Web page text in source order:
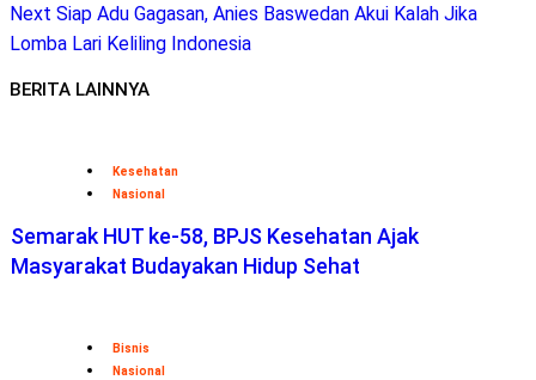
Next Siap Adu Gagasan, Anies Baswedan Akui Kalah Jika
Lomba Lari Keliling Indonesia
BERITA LAINNYA
Kesehatan
Nasional
Semarak HUT ke-58, BPJS Kesehatan Ajak
Masyarakat Budayakan Hidup Sehat
Bisnis
Nasional